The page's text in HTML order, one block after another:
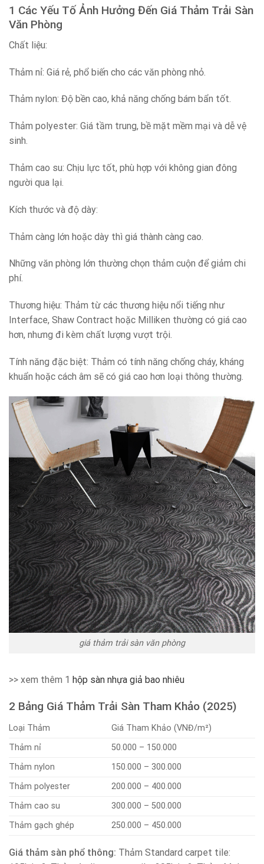
1 Các Yếu Tố Ảnh Hưởng Đến Giá Thảm Trải Sàn
Văn Phòng
Chất liệu:
Thảm nỉ: Giá rẻ, phổ biến cho các văn phòng nhỏ.
Thảm nylon: Độ bền cao, khả năng chống bám bẩn tốt.
Thảm polyester: Giá tầm trung, bề mặt mềm mại và dễ vệ
sinh.
Thảm cao su: Chịu lực tốt, phù hợp với không gian đông
người qua lại.
Kích thước và độ dày:
Thảm càng lớn hoặc dày thì giá thành càng cao.
Những văn phòng lớn thường chọn thảm cuộn để giảm chi
phí.
Thương hiệu: Thảm từ các thương hiệu nổi tiếng như
Interface, Shaw Contract hoặc Milliken thường có giá cao
hơn, nhưng đi kèm chất lượng vượt trội.
Tính năng đặc biệt: Thảm có tính năng chống cháy, kháng
khuẩn hoặc cách âm sẽ có giá cao hơn loại thông thường.
giá thảm trải sàn văn phòng
>> xem thêm 1 hộp sàn nhựa giả bao nhiêu
2 Bảng Giá Thảm Trải Sàn Tham Khảo (2025)
Loại Thảm
Giá Tham Khảo (VNĐ/m²)
Thảm nỉ
50.000 – 150.000
Thảm nylon
150.000 – 300.000
Thảm polyester
200.000 – 400.000
Thảm cao su
300.000 – 500.000
Thảm gạch ghép
250.000 – 450.000
Giá thảm sàn phổ thông: Thảm Standard carpet tile: